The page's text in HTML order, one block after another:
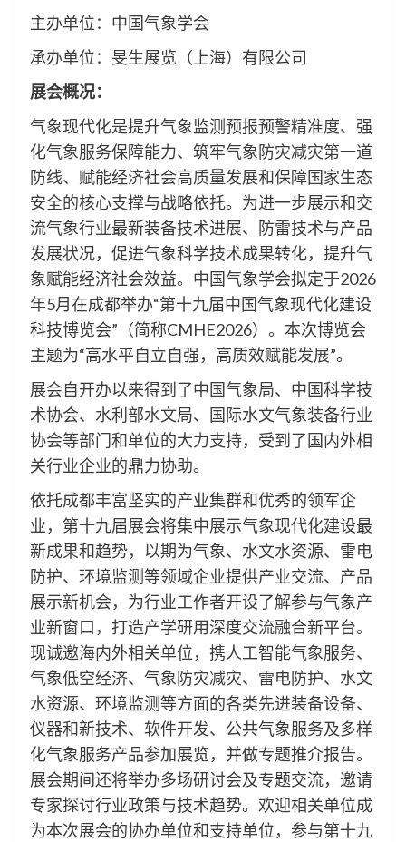
主办单位：中国气象学会
承办单位：旻生展览（上海）有限公司
展会概况：
气象现代化是提升气象监测预报预警精准度、强
化气象服务保障能力、筑牢气象防灾减灾第一道
防线、赋能经济社会高质量发展和保障国家生态
安全的核心支撑与战略依托。为进一步展示和交
流气象行业最新装备技术进展、防雷技术与产品
发展状况，促进气象科学技术成果转化，提升气
象赋能经济社会效益。中国气象学会拟定于2026
年5月在成都举办“第十九届中国气象现代化建设
科技博览会”（简称CMHE2026）。本次博览会
主题为“高水平自立自强，高质效赋能发展”。
展会自开办以来得到了中国气象局、中国科学技
术协会、水利部水文局、国际水文气象装备行业
协会等部门和单位的大力支持，受到了国内外相
关行业企业的鼎力协助。
依托成都丰富坚实的产业集群和优秀的领军企
业，第十九届展会将集中展示气象现代化建设最
新成果和趋势，以期为气象、水文水资源、雷电
防护、环境监测等领域企业提供产业交流、产品
展示新机会，为行业工作者开设了解参与气象产
业新窗口，打造产学研用深度交流融合新平台。
现诚邀海内外相关单位，携人工智能气象服务、
气象低空经济、气象防灾减灾、雷电防护、水文
水资源、环境监测等方面的各类先进装备设备、
仪器和新技术、软件开发、公共气象服务及多样
化气象服务产品参加展览，并做专题推介报告。
展会期间还将举办多场研讨会及专题交流，邀请
专家探讨行业政策与技术趋势。欢迎相关单位成
为本次展会的协办单位和支持单位，参与第十九